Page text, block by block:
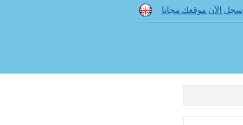
سجل الآن موقعك مجانا